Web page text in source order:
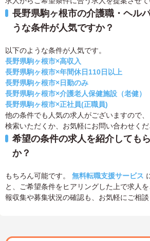
長野県駒ヶ根市の介護職・ヘル
うな条件が人気ですか？
以下のような条件が人気です。
長野県駒ヶ根市×高収入
長野県駒ヶ根市×年間休日110日以上
長野県駒ヶ根市×日勤のみ
長野県駒ヶ根市×介護老人保健施設（老健）
長野県駒ヶ根市×正社員(正職員)
他の条件でも人気の求人がございますので
検索いただくか、お気軽にお問い合わせくだ
希望の条件の求人を紹介しても
か？
もちろん可能です。 無料転職支援サービス
と、ご希望条件をヒアリングした上で求人
報収集や募集状況の確認も、お気軽にご相談